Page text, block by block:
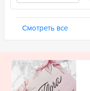
Смотреть все